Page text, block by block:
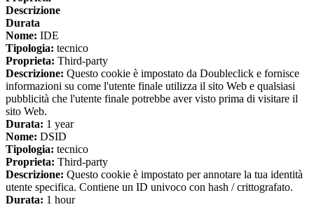
Descrizione
Durata
Nome: IDE
Tipologia: tecnico
Proprieta: Third-party
Descrizione: Questo cookie è impostato da Doubleclick e fornisce
informazioni su come l'utente finale utilizza il sito Web e qualsiasi
pubblicità che l'utente finale potrebbe aver visto prima di visitare il
sito Web.
Durata: 1 year
Nome: DSID
Tipologia: tecnico
Proprieta: Third-party
Descrizione: Questo cookie è impostato per annotare la tua identità
utente specifica. Contiene un ID univoco con hash / crittografato.
Durata: 1 hour